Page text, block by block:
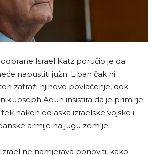
Israel Katz poručio je da
napustiti južni Liban čak ni
zatraži njihovo povlačenje, dok
Joseph Aoun insistira da je primirje
nakon odlaska izraelske vojske i
armije na jugu zemlje.
ne namjerava ponoviti, kako